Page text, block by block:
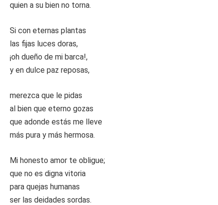
quien a su bien no torna.
Si con eternas plantas
las fijas luces doras,
¡oh dueño de mi barca!,
y en dulce paz reposas,
merezca que le pidas
al bien que eterno gozas
que adonde estás me lleve
más pura y más hermosa.
Mi honesto amor te obligue;
que no es digna vitoria
para quejas humanas
ser las deidades sordas.